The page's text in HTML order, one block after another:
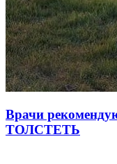
Врачи
ТОЛСТЕТЬ